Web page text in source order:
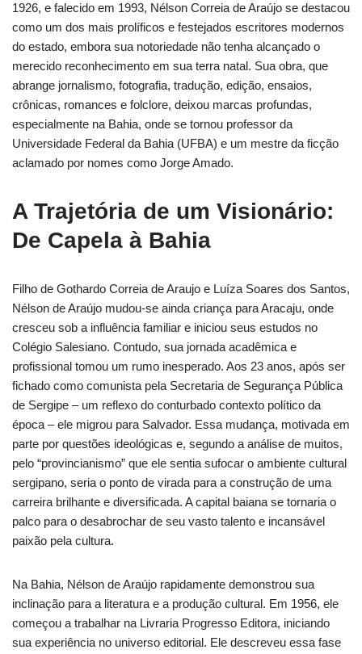
1926, e falecido em 1993, Nélson Correia de Araújo se destacou
como um dos mais prolíficos e festejados escritores modernos
do estado, embora sua notoriedade não tenha alcançado o
merecido reconhecimento em sua terra natal. Sua obra, que
abrange jornalismo, fotografia, tradução, edição, ensaios,
crônicas, romances e folclore, deixou marcas profundas,
especialmente na Bahia, onde se tornou professor da
Universidade Federal da Bahia (UFBA) e um mestre da ficção
aclamado por nomes como Jorge Amado.
A Trajetória de um Visionário:
De Capela à Bahia
Filho de Gothardo Correia de Araujo e Luíza Soares dos Santos,
Nélson de Araújo mudou-se ainda criança para Aracaju, onde
cresceu sob a influência familiar e iniciou seus estudos no
Colégio Salesiano. Contudo, sua jornada acadêmica e
profissional tomou um rumo inesperado. Aos 23 anos, após ser
fichado como comunista pela Secretaria de Segurança Pública
de Sergipe – um reflexo do conturbado contexto político da
época – ele migrou para Salvador. Essa mudança, motivada em
parte por questões ideológicas e, segundo a análise de muitos,
pelo “provincianismo” que ele sentia sufocar o ambiente cultural
sergipano, seria o ponto de virada para a construção de uma
carreira brilhante e diversificada. A capital baiana se tornaria o
palco para o desabrochar de seu vasto talento e incansável
paixão pela cultura.
Na Bahia, Nélson de Araújo rapidamente demonstrou sua
inclinação para a literatura e a produção cultural. Em 1956, ele
começou a trabalhar na Livraria Progresso Editora, iniciando
sua experiência no universo editorial. Ele descreveu essa fase